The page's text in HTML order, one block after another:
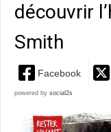
découvrir
Smith
Facebook
powered by social2s